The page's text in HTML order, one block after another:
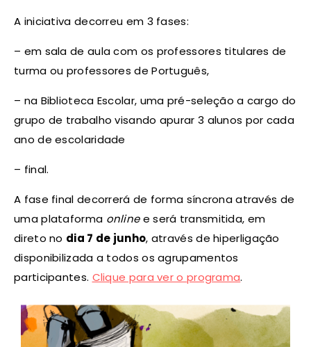
A iniciativa decorreu em 3 fases:
– em sala de aula com os professores titulares de
turma ou professores de Português,
– na Biblioteca Escolar, uma pré-seleção a cargo do
grupo de trabalho visando apurar 3 alunos por cada
ano de escolaridade
– final.
A fase final decorrerá de forma síncrona através de
uma plataforma onlinee será transmitida, em
direto no dia 7 de junho, através de hiperligação
disponibilizada a todos os agrupamentos
participantes. Clique para ver o programa.